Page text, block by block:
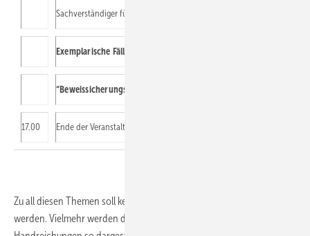
Sachverständiger für das Kälteanlagenbauerhandwerk
Exemplarische Fälle aus der Praxis mit den Schwerpunkten
“Beweissicherungsverfahren”
17.00 Ende der Veranstaltung
Zu all diesen Themen soll kein juristisches Seminar abgehalten
werden. Vielmehr werden die Hintergründe und praktischen